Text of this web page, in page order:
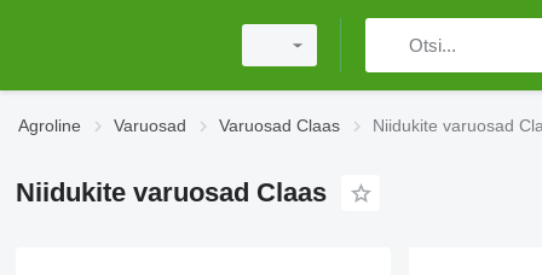
Agroline Varuosad Varuosad Claas Niidukite varuosad
Niidukite varuosad Claas